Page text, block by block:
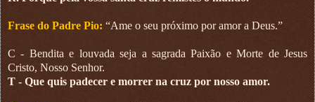
Frase do Padre Pio: “Ame o seu próximo por amor a Deus.”
C - Bendita e louvada seja a sagrada Paixão e Morte de Jesus
Cristo, Nosso Senhor.
T - Que quis padecer e morrer na cruz por nosso amor.